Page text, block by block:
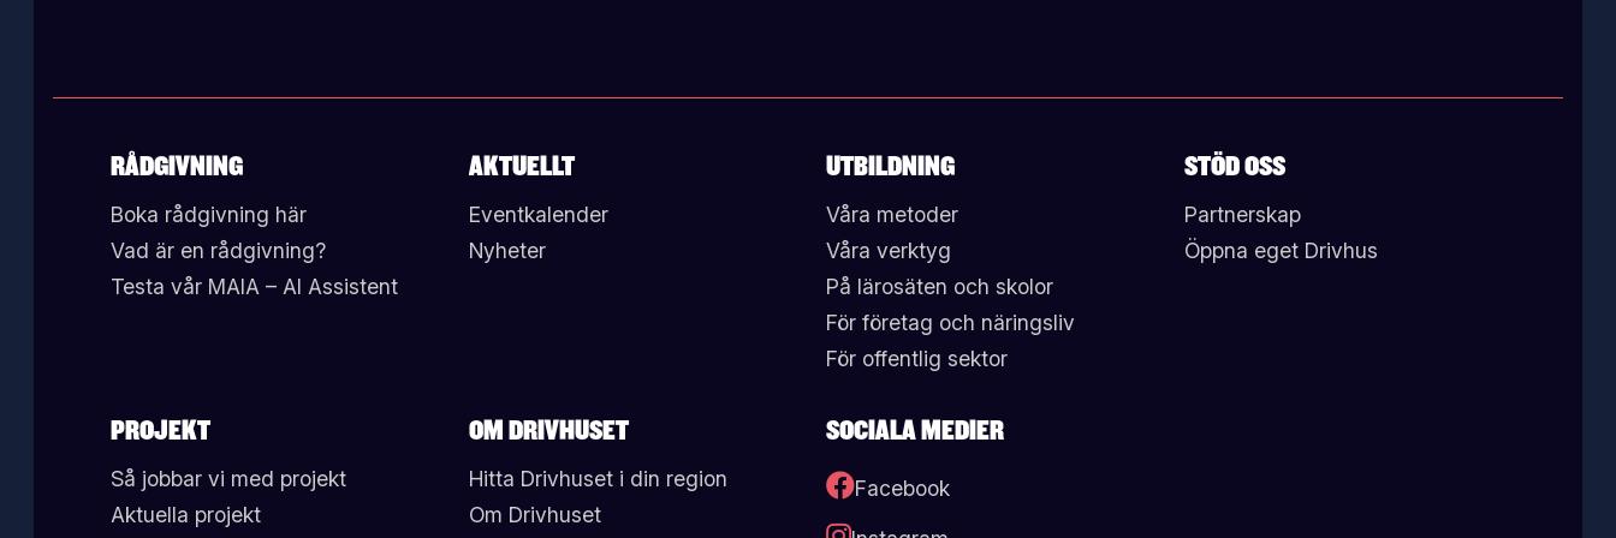
RÅDGIVNING
Boka rådgivning här
Vad är en rådgivning?
Testa vår MAIA – AI Assistent
AKTUELLT
Eventkalender
Nyheter
UTBILDNING
Våra metoder
Våra verktyg
På lärosäten och skolor
För företag och näringsliv
För offentlig sektor
STÖD OSS
Partnerskap
Öppna eget Drivhus
PROJEKT
Så jobbar vi med projekt
Aktuella projekt
OM DRIVHUSET
Hitta Drivhuset i din region
Om Drivhuset
SOCIALA MEDIER
Facebook